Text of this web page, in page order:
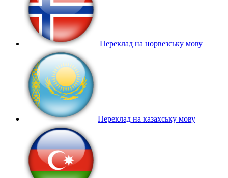
Переклад на норвезську мову
Переклад на казахську мову